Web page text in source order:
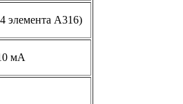
элемента A316)
мА